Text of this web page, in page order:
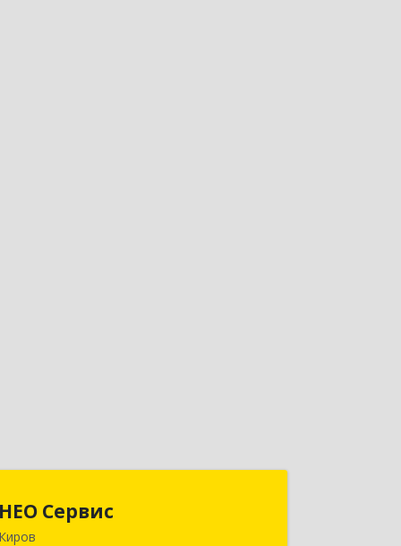
НЕО Сервис
Киров